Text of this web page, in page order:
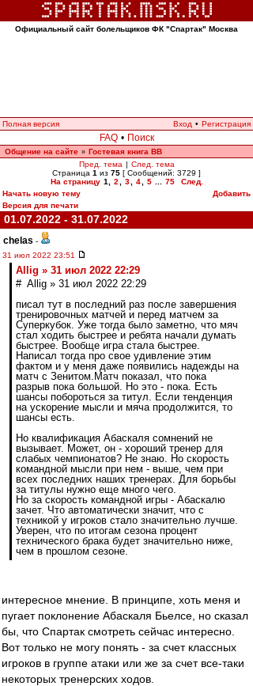
Официальный сайт болельщиков ФК "Спартак" Москва
Полная версия Вход • Регистрация
FAQ • Поиск
Общение на сайте » Гостевая книга ВВ
Пред. тема | След. тема
Страница 1 из 75 [ Сообщений: 3729 ]
На страницу 1 2 3 4 5 75
След.
Начать новую тему
Добавить
Версия для печати
01.07.2022 - 31.07.2022
chelas -
31 июл 2022 23:51
Allig » 31 июл 2022 22:29
# Allig » 31 июл 2022 22:29
писал тут в последний раз после завершения
тренировочных матчей и перед матчем за
Суперкубок. Уже тогда было заметно, что мяч
стал ходить быстрее и ребята начали думать
быстрее. Вообще игра стала быстрее.
Написал тогда про свое удивление этим
фактом и у меня даже появились надежды на
матч с Зенитом.Матч показал, что пока
разрыв пока большой. Но это - пока. Есть
шансы побороться за титул. Если тенденция
на ускорение мысли и мяча продолжится, то
шансы есть.
Но квалификация Абаскаля сомнений не
вызывает. Может, он - хороший тренер для
слабых чемпионатов? Не знаю. Но скорость
командной мысли при нем - выше, чем при
всех последних наших тренерах. Для борьбы
за титулы нужно еще много чего.
Но за скорость командной игры - Абаскалю
зачет. Что автоматически значит, что с
техникой у игроков стало значительно лучше.
Уверен, что по итогам сезона процент
технического брака будет значительно ниже,
чем в прошлом сезоне.
интересное мнение. В принципе, хоть меня и
пугает поклонение Абаскаля Бьелсе, но сказал
бы, что Спартак смотреть сейчас интересно.
Вот только не могу понять - за счет классных
игроков в группе атаки или же за счет все-таки
некоторых тренерских ходов.